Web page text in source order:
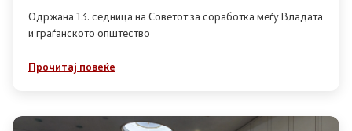
Контакт
Контакт
Линкови
Одржана 13. седница на Советот за соработка меѓу Владата
и граѓанското општество
Прочитај повеќе